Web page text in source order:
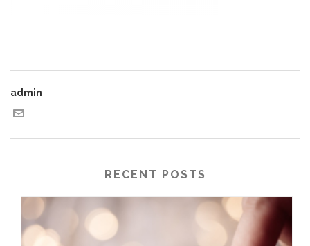
admin
RECENT POSTS